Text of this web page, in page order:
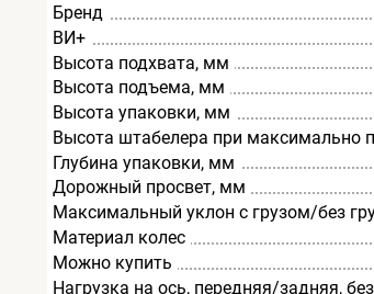
Бренд
ВИ+
Высота подхвата, мм
Высота подъема, мм
Высота упаковки, мм
Высота штабелера при максимально
Глубина упаковки, мм
Дорожный просвет, мм
Максимальный уклон с грузом/без
Материал колес
Можно купить
Нагрузка на ось, передняя/задняя,